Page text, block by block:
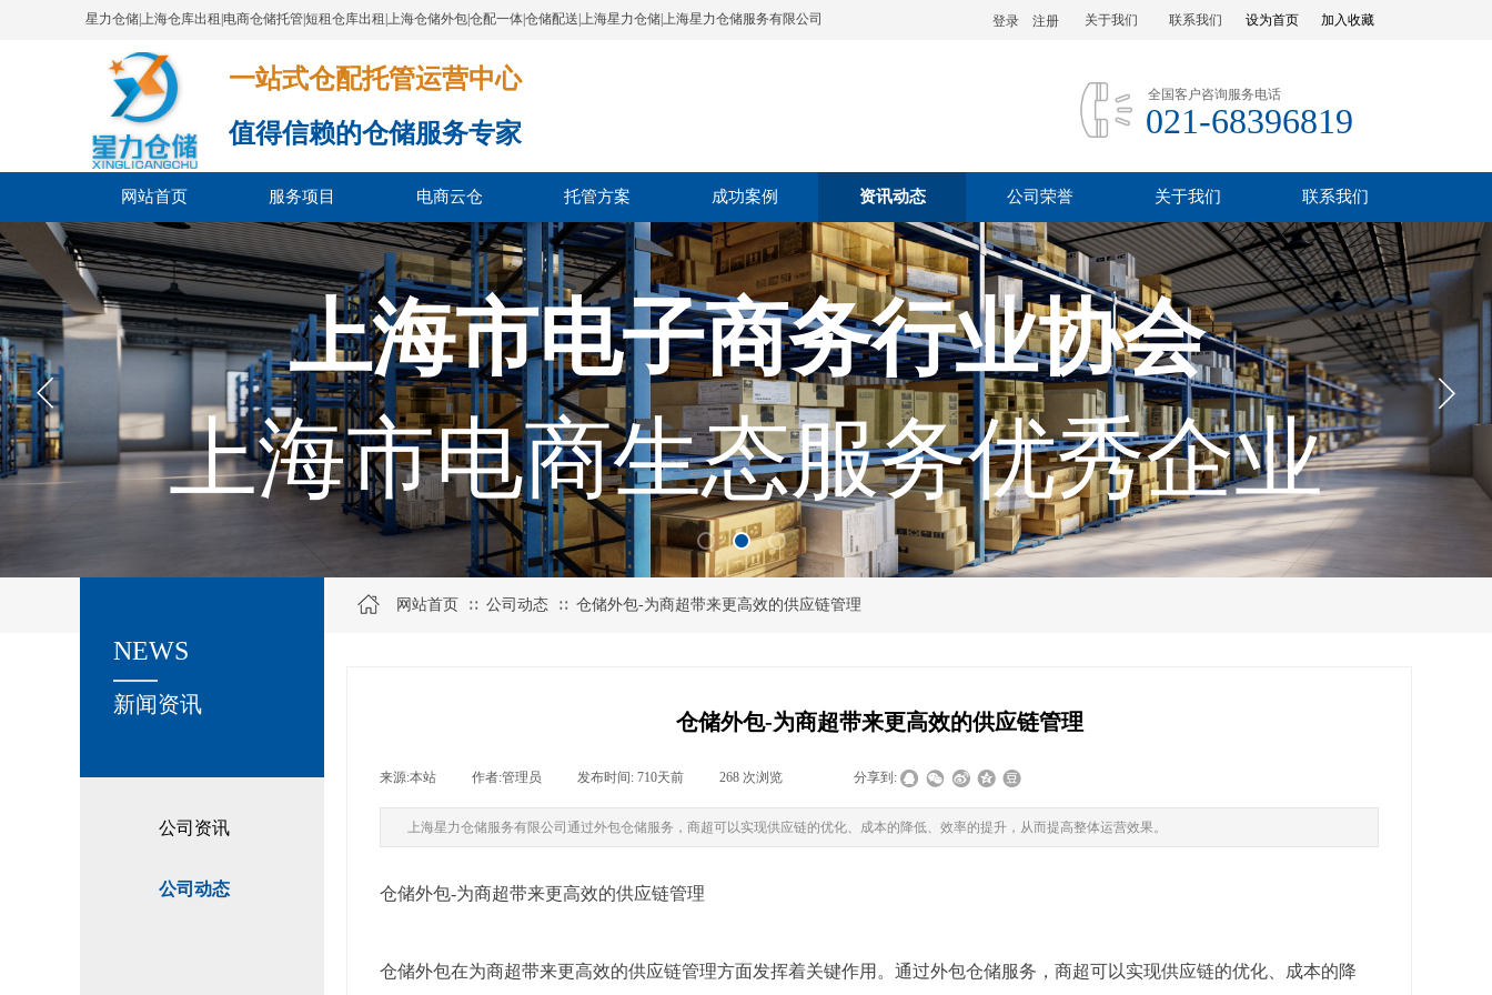
星力仓储|上海仓库出租|电商仓储托管|短租仓库出租|上海仓储外包|仓配一体|仓储配送|上海星力仓储|上海星力仓储服务有限公司 设为首页 加入收藏
登录 注册 联系我们
关于我们
一站式仓配托管运营中心​​​​​​​​​​​​​​​​​
值得信赖的仓储服务专家
全国客户咨询服务电话
021-68396819
网站首页 服务项目 电商云仓 托管方案 成功案例 资讯动态 公司荣誉 关于我们 联系我们
上海市电子商务行业协会
上海市电商生态服务优秀企业
公司资讯
公司动态
关于我们
新闻资讯
NEWS
网站首页 ∷ 公司动态 ∷ 仓储外包-为商超带来更高效的供应链管理
仓储外包-为商超带来更高效的供应链管理
来源:本站 作者:管理员 发布时间: 710天前 268 次浏览 分享到:
上海星力仓储服务有限公司通过外包仓储服务，商超可以实现供应链的优化、成本的降低、效率的提升，从而提高整体运营效果。
仓储外包-为商超带来更高效的供应链管理
仓储外包在为商超带来更高效的供应链管理方面发挥着关键作用。通过外包仓储服务，商超可以实现供应链的优化、成本的降